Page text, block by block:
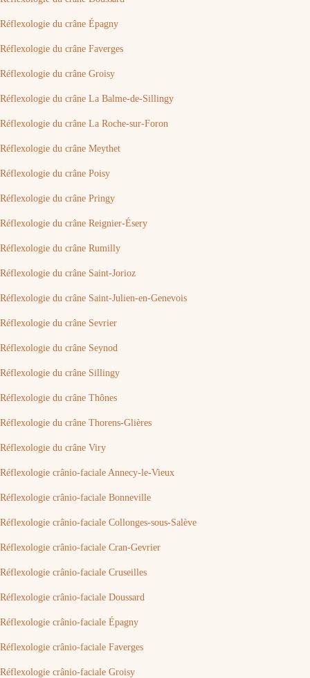
Réflexologie du crâne Épagny
Réflexologie du crâne Faverges
Réflexologie du crâne Groisy
Réflexologie du crâne La Balme-de-Sillingy
Réflexologie du crâne La Roche-sur-Foron
Réflexologie du crâne Meythet
Réflexologie du crâne Poisy
Réflexologie du crâne Pringy
Réflexologie du crâne Reignier-Ésery
Réflexologie du crâne Rumilly
Réflexologie du crâne Saint-Jorioz
Réflexologie du crâne Saint-Julien-en-Genevois
Réflexologie du crâne Sevrier
Réflexologie du crâne Seynod
Réflexologie du crâne Sillingy
Réflexologie du crâne Thônes
Réflexologie du crâne Thorens-Glières
Réflexologie du crâne Viry
Réflexologie crânio-faciale Annecy-le-Vieux
Réflexologie crânio-faciale Bonneville
Réflexologie crânio-faciale Collonges-sous-Salève
Réflexologie crânio-faciale Cran-Gevrier
Réflexologie crânio-faciale Cruseilles
Réflexologie crânio-faciale Doussard
Réflexologie crânio-faciale Épagny
Réflexologie crânio-faciale Faverges
Réflexologie crânio-faciale Groisy